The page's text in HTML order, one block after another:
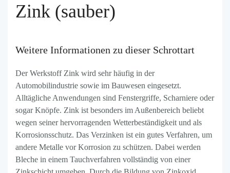
Zink (sauber)
Weitere Informationen zu dieser Schrottart
Der Werkstoff Zink wird sehr häufig in der
Automobilindustrie sowie im Bauwesen eingesetzt.
Alltägliche Anwendungen sind Fenstergriffe, Scharniere oder
sogar Knöpfe. Zink ist besonders im Außenbereich beliebt
wegen seiner hervorragenden Wetterbeständigkeit und als
Korrosionsschutz. Das Verzinken ist ein gutes Verfahren, um
andere Metalle vor Korrosion zu schützen. Dabei werden
Bleche in einem Tauchverfahren vollständig von einer